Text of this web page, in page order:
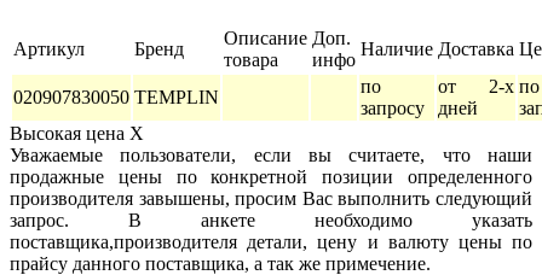
Артикул Бренд
Описание
товара
Доп.
инфо
Наличие Доставка
020907830050 TEMPLIN
по
запросу
от 2-х
дней
по
Высокая цена X
Уважаемые пользователи, если вы считаете, что наши
продажные цены по конкретной позиции определенного
производителя завышены, просим Вас выполнить следующий
запрос. В анкете необходимо указать
поставщика,производителя детали, цену и валюту цены по
прайсу данного поставщика, а так же примечение.